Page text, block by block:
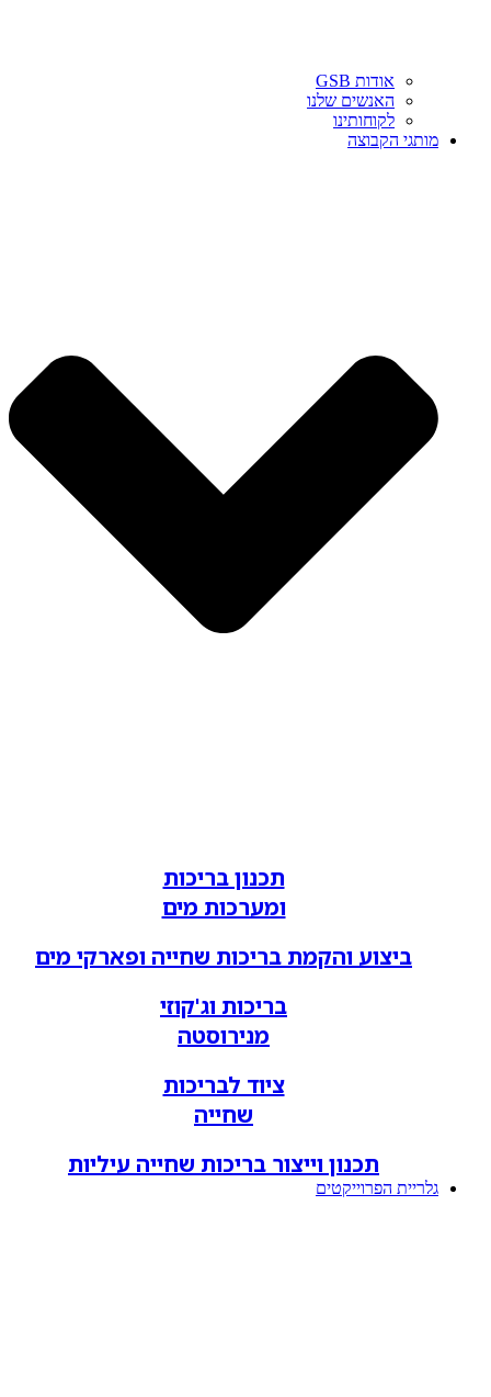
אודות GSB
האנשים שלנו
לקוחותינו
מותגי הקבוצה
תכנון בריכות
ומערכות מים
ביצוע והקמת בריכות שחייה ופארקי מים
בריכות וג'קוזי
מנירוסטה
ציוד לבריכות
שחייה
תכנון וייצור בריכות שחייה עיליות
גלריית הפרוייקטים